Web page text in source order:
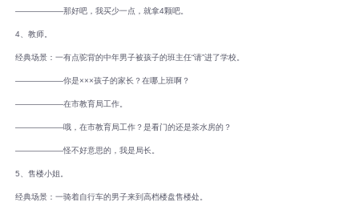
――――――那好吧，我买少一点，就拿4颗吧。
4、教师。
经典场景：一有点驼背的中年男子被孩子的班主任“请”进了学校。
――――――你是×××孩子的家长？在哪上班啊？
――――――在市教育局工作。
――――――哦，在市教育局工作？是看门的还是茶水房的？
――――――怪不好意思的，我是局长。
5、售楼小姐。
经典场景：一骑着自行车的男子来到高档楼盘售楼处。